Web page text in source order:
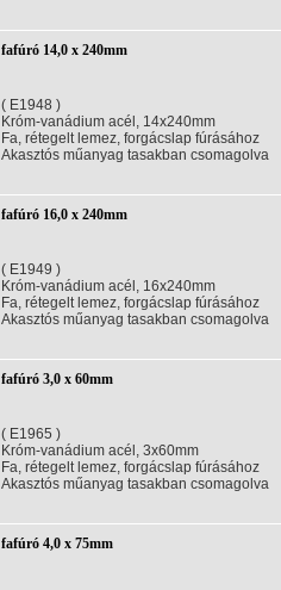
fafúró 14,0 x 240mm
( E1948 )
Króm-vanádium acél, 14x240mm
Fa, rétegelt lemez, forgácslap fúrásához
Akasztós műanyag tasakban csomagolva
fafúró 16,0 x 240mm
( E1949 )
Króm-vanádium acél, 16x240mm
Fa, rétegelt lemez, forgácslap fúrásához
Akasztós műanyag tasakban csomagolva
fafúró 3,0 x 60mm
( E1965 )
Króm-vanádium acél, 3x60mm
Fa, rétegelt lemez, forgácslap fúrásához
Akasztós műanyag tasakban csomagolva
fafúró 4,0 x 75mm